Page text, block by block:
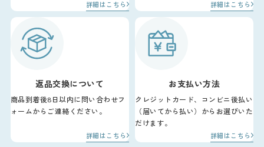
詳細はこちら 詳細はこちら
返品交換について
商品到着後8日以内に問い合わせフ
ォームからご連絡ください。
詳細はこちら
お支払い方法
クレジットカード、コンビニ後払い
（届いてから払い）からお選びいた
だけます。
詳細はこちら